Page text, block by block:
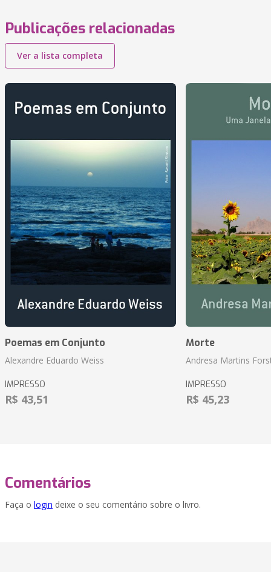
Publicações relacionadas
Ver a lista completa
Poemas em Conjunto
Alexandre Eduardo Weiss
IMPRESSO
R$ 43,51
Morte
Andresa Martins
IMPRESSO
R$ 45,23
Comentários
Faça o login deixe o seu comentário sobre o livro.